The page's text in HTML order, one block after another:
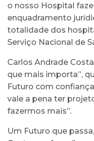
o nosso Hospital
enquadramento
totalidade dos
Serviço Nacional de
Carlos Andrade
que mais importa”,
Futuro com
vale a pena ter
fazermos mais”.
Um Futuro que